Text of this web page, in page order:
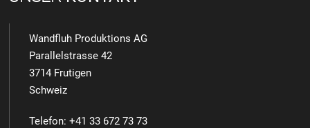
Wandfluh Produktions AG
Parallelstrasse 42
3714 Frutigen
Schweiz
Telefon: +41 33 672 73 73